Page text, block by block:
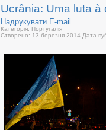
Ucrânia: Uma luta à
Надрукувати E-mail
Категорія: Португалія
Створено: 13 березня 2014 Дата